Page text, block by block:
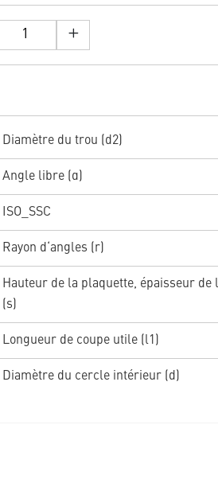
Diamètre du trou (d2)
Angle libre (α)
ISO_SSC
Rayon d‘angles (r)
Hauteur de la plaquette, épaisseur de
(s)
Longueur de coupe utile (l1)
Diamètre du cercle intérieur (d)